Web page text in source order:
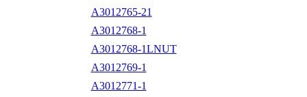
A3012765-21
A3012768-1
A3012768-1LNUT
A3012769-1
A3012771-1